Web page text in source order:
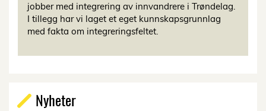
jobber med integrering av innvandrere i Trøndelag.
I tillegg har vi laget et eget kunnskapsgrunnlag
med fakta om integreringsfeltet.
Nyheter